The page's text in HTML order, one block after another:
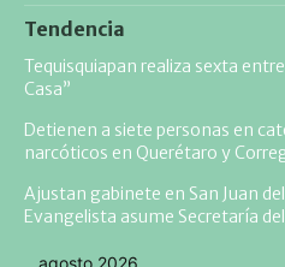
Tendencia
Tequisquiapan realiza sexta
Casa”
Detienen a siete personas en
narcóticos en Querétaro y
Ajustan gabinete en San Juan
Evangelista asume Secretaría